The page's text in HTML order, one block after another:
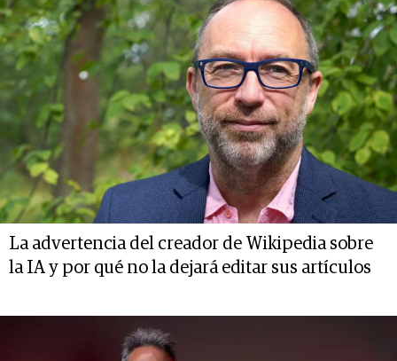
La advertencia del creador de Wikipedia sobre
la IA y por qué no la dejará editar sus artículos